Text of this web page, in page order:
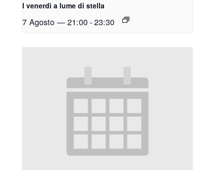
I venerdì a lume di stella
7 Agosto — 21:00-23:30